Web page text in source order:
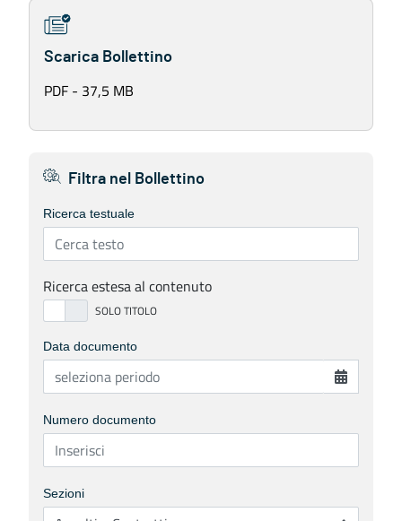
Scarica Bollettino
PDF - 37,5 MB
Filtra nel Bollettino
Ricerca testuale
Ricerca estesa al contenuto
Data documento
Numero documento
Sezioni